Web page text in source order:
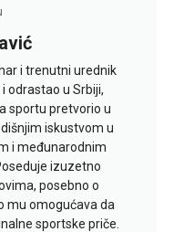
i trenutni urednik
odrastao u Srbiji,
sportu pretvorio u
iskustvom u
i međunarodnim
izuzetno
posebno o
mu omogućava da
sportske priče.